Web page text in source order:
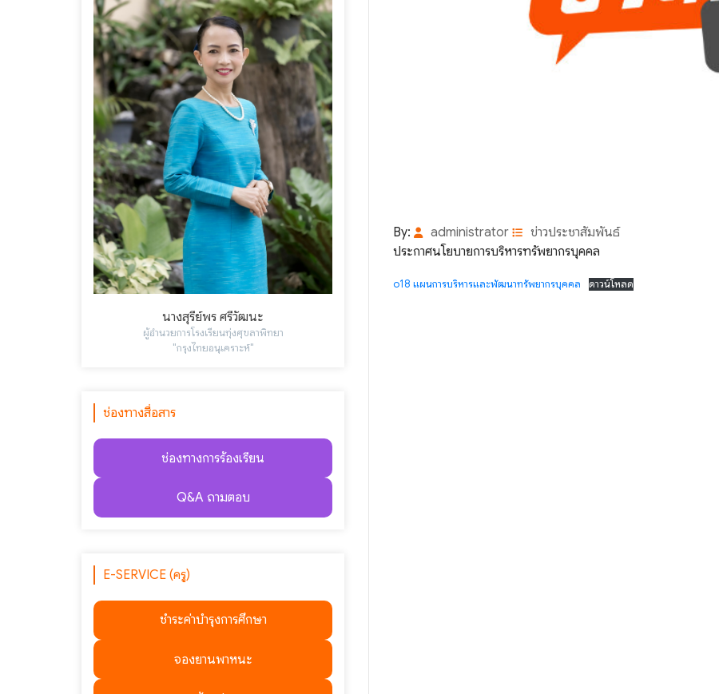
นางสุรีย์พร ศรีวัฒนะ
ผู้อำนวยการโรงเรียนทุ่งศุขลาพิทยา
"กรุงไทยอนุเคราะห์"
ช่องทางสื่อสาร
ช่องทางการร้องเรียน
Q&A ถามตอบ
E-SERVICE (ครู)
ชำระค่าบำรุงการศึกษา
จองยานพาหนะ
By: administrator
ข่าวประชาสัมพันธ์
ประกาศนโยบายการบริหารทรัพยากรบุคคล
o18 แผนการบริหารและพัฒนาทรัพยากรบุคคล ดาวน์โหลด